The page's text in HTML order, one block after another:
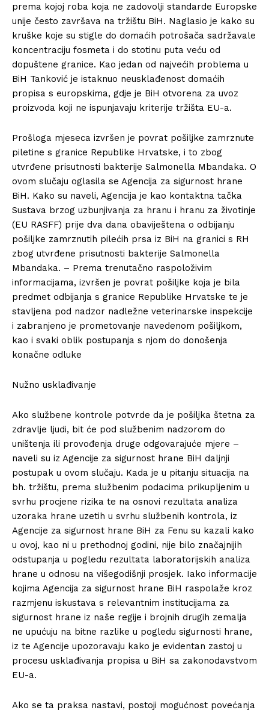
prema kojoj roba koja ne zadovolji standarde Europske
unije često završava na tržištu BiH. Naglasio je kako su
kruške koje su stigle do domaćih potrošača sadržavale
koncentraciju fosmeta i do stotinu puta veću od
dopuštene granice. Kao jedan od najvećih problema u
BiH Tanković je istaknuo neusklađenost domaćih
propisa s europskima, gdje je BiH otvorena za uvoz
proizvoda koji ne ispunjavaju kriterije tržišta EU-a.
Prošloga mjeseca izvršen je povrat pošiljke zamrznute
piletine s granice Republike Hrvatske, i to zbog
utvrđene prisutnosti bakterije Salmonella Mbandaka. O
ovom slučaju oglasila se Agencija za sigurnost hrane
BiH. Kako su naveli, Agencija je kao kontaktna tačka
Sustava brzog uzbunjivanja za hranu i hranu za životinje
(EU RASFF) prije dva dana obaviještena o odbijanju
pošiljke zamrznutih pilećih prsa iz BiH na granici s RH
zbog utvrđene prisutnosti bakterije Salmonella
Mbandaka. – Prema trenutačno raspoloživim
informacijama, izvršen je povrat pošiljke koja je bila
predmet odbijanja s granice Republike Hrvatske te je
stavljena pod nadzor nadležne veterinarske inspekcije
i zabranjeno je prometovanje navedenom pošiljkom,
kao i svaki oblik postupanja s njom do donošenja
konačne odluke
Nužno usklađivanje
Ako službene kontrole potvrde da je pošiljka štetna za
zdravlje ljudi, bit će pod službenim nadzorom do
uništenja ili provođenja druge odgovarajuće mjere –
naveli su iz Agencije za sigurnost hrane BiH daljnji
postupak u ovom slučaju. Kada je u pitanju situacija na
bh. tržištu, prema službenim podacima prikupljenim u
svrhu procjene rizika te na osnovi rezultata analiza
uzoraka hrane uzetih u svrhu službenih kontrola, iz
Agencije za sigurnost hrane BiH za Fenu su kazali kako
u ovoj, kao ni u prethodnoj godini, nije bilo značajnijih
odstupanja u pogledu rezultata laboratorijskih analiza
hrane u odnosu na višegodišnji prosjek. Iako informacije
kojima Agencija za sigurnost hrane BiH raspolaže kroz
razmjenu iskustava s relevantnim institucijama za
sigurnost hrane iz naše regije i brojnih drugih zemalja
ne upućuju na bitne razlike u pogledu sigurnosti hrane,
iz te Agencije upozoravaju kako je evidentan zastoj u
procesu usklađivanja propisa u BiH sa zakonodavstvom
EU-a.
Ako se ta praksa nastavi, postoji mogućnost povećanja